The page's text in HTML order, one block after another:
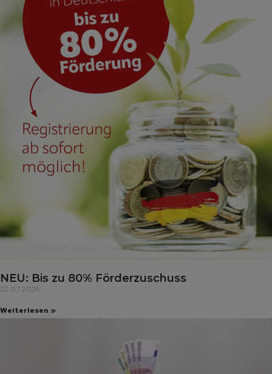
NEU: Bis zu 80% Förderzuschuss
22.07.2026
Weiterlesen »